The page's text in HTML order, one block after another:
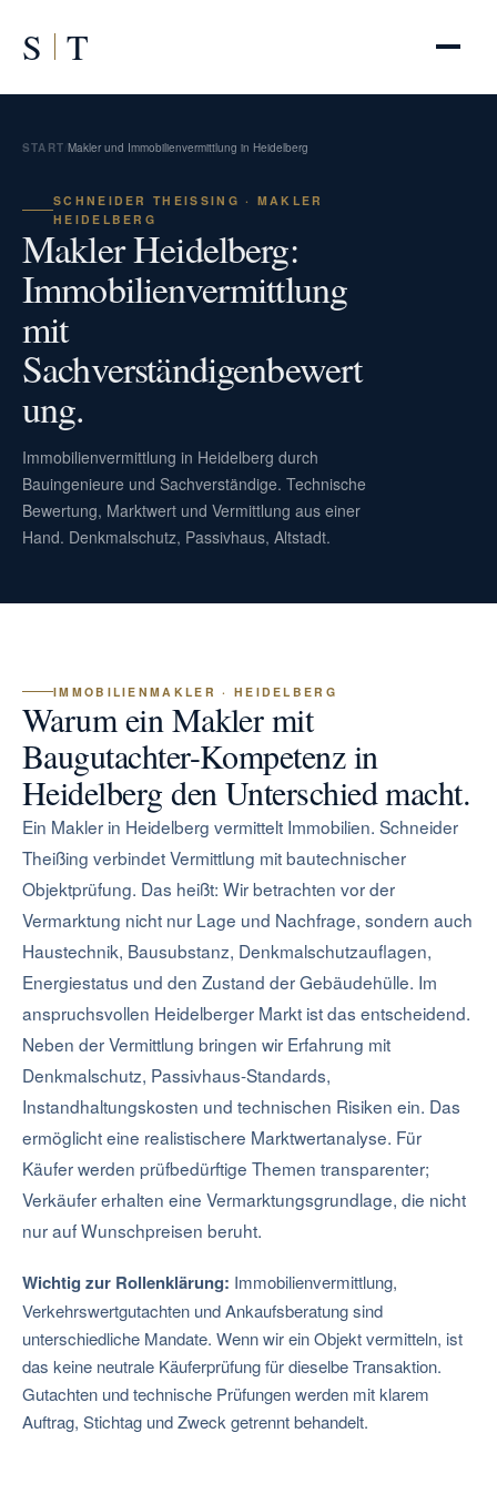
S T
START Makler und Immobilienvermittlung in Heidelberg
SCHNEIDER THEISSING · MAKLER H
EIDELBERG
Makler Heidelberg:
Immobilienvermittlung
mit
Sachverständigenbewert
ung.
Immobilienvermittlung in Heidelberg durch
Bauingenieure und Sachverständige. Technische
Bewertung, Marktwert und Vermittlung aus einer
Hand. Denkmalschutz, Passivhaus, Altstadt.
IMMOBILIENMAKLER · HEIDELBERG
Warum ein Makler mit
Baugutachter-Kompetenz in
Heidelberg den Unterschied macht.
Ein Makler in Heidelberg vermittelt Immobilien. Schneider
Theißing verbindet Vermittlung mit bautechnischer
Objektprüfung. Das heißt: Wir betrachten vor der
Vermarktung nicht nur Lage und Nachfrage, sondern auch
Haustechnik, Bausubstanz, Denkmalschutzauflagen,
Energiestatus und den Zustand der Gebäudehülle. Im
anspruchsvollen Heidelberger Markt ist das entscheidend.
Neben der Vermittlung bringen wir Erfahrung mit
Denkmalschutz, Passivhaus-Standards,
Instandhaltungskosten und technischen Risiken ein. Das
ermöglicht eine realistischere Marktwertanalyse. Für
Käufer werden prüfbedürftige Themen transparenter;
Verkäufer erhalten eine Vermarktungsgrundlage, die nicht
nur auf Wunschpreisen beruht.
Wichtig zur Rollenklärung: Immobilienvermittlung,
Verkehrswertgutachten und Ankaufsberatung sind
unterschiedliche Mandate. Wenn wir ein Objekt vermitteln, ist
das keine neutrale Käuferprüfung für dieselbe Transaktion.
Gutachten und technische Prüfungen werden mit klarem
Auftrag, Stichtag und Zweck getrennt behandelt.